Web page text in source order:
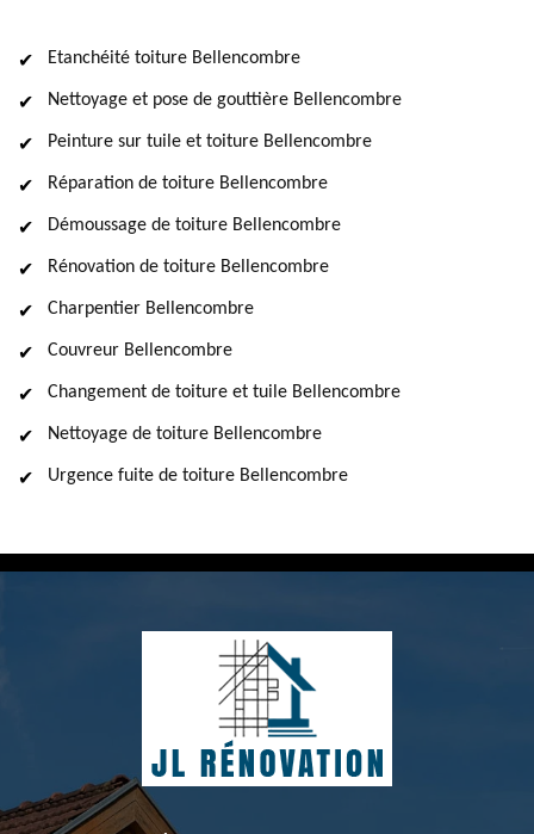
Etanchéité toiture Bellencombre
Nettoyage et pose de gouttière Bellencombre
Peinture sur tuile et toiture Bellencombre
Réparation de toiture Bellencombre
Démoussage de toiture Bellencombre
Rénovation de toiture Bellencombre
Charpentier Bellencombre
Couvreur Bellencombre
Changement de toiture et tuile Bellencombre
Nettoyage de toiture Bellencombre
Urgence fuite de toiture Bellencombre